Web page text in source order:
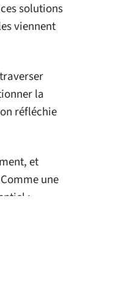
solutions
viennent
la
réfléchie
et
une
: